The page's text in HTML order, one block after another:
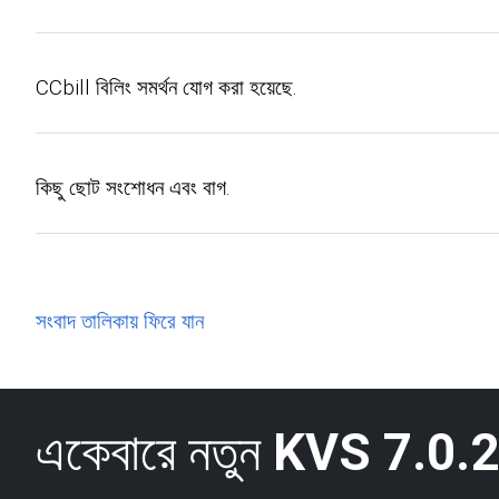
CCbill বিলিং সমর্থন যোগ করা হয়েছে.
কিছু ছোট সংশোধন এবং বাগ.
সংবাদ তালিকায় ফিরে যান
একেবারে নতুন KVS 7.0.2